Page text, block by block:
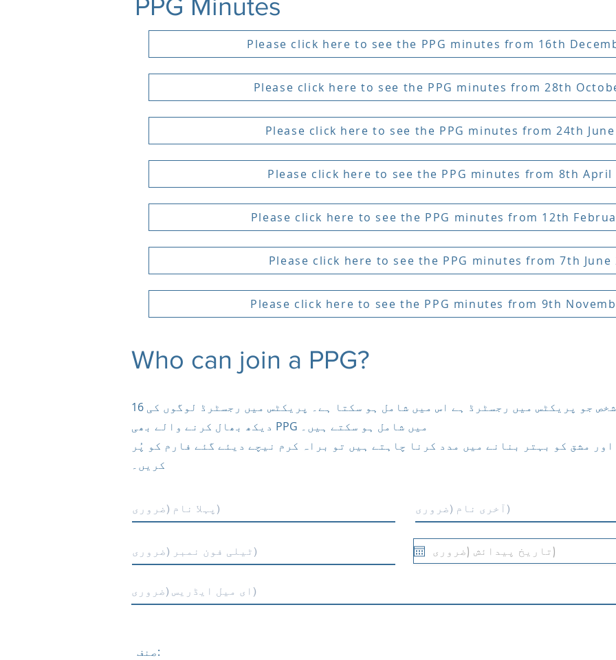
PPG Minutes
Please click here to see the PPG minutes from 16th
Please click here to see the PPG minutes from 28th
Please click here to see the PPG minutes from 24th June
Please click here to see the PPG minutes from 8th April
Please click here to see the PPG minutes from 12th
Please click here to see the PPG minutes from 7th June
Please click here to see the PPG minutes from 9th
Who can join a PPG?
16 سال سے زیادہ عمر کا کوئی بھی شخص جو پریکٹس میں رجسٹرڈ ہے اس میں شامل ہو سکتا ہے۔ پریکٹس میں رجسٹرڈ لوگوں کی
دیکھ بھال کرنے والے بھی PPG میں شامل ہو سکتے ہیں۔
مشق کو بہتر بنانے میں مدد کرنا چاہتے ہیں تو براہ کرم نیچے دیئے گئے فارم کو پُر
کریں۔
صنف: